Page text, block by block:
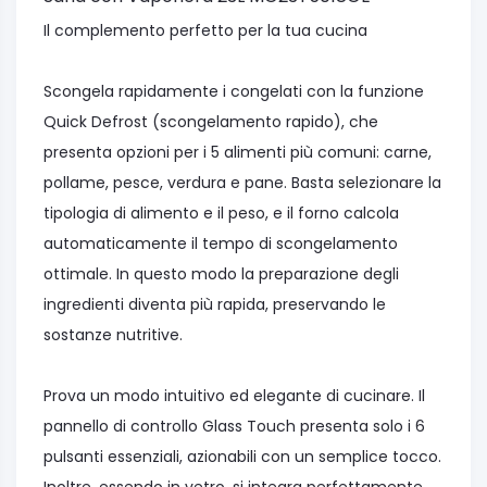
Il complemento perfetto per la tua cucina
Scongela rapidamente i congelati con la funzione
Quick Defrost (scongelamento rapido), che
presenta opzioni per i 5 alimenti più comuni: carne,
pollame, pesce, verdura e pane. Basta selezionare la
tipologia di alimento e il peso, e il forno calcola
automaticamente il tempo di scongelamento
ottimale. In questo modo la preparazione degli
ingredienti diventa più rapida, preservando le
sostanze nutritive.
Prova un modo intuitivo ed elegante di cucinare. Il
pannello di controllo Glass Touch presenta solo i 6
pulsanti essenziali, azionabili con un semplice tocco.